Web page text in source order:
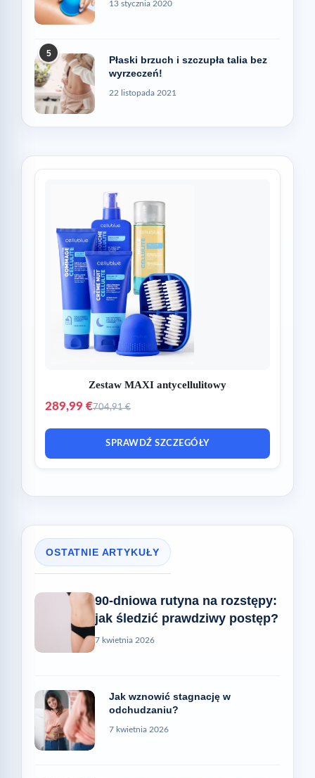
13 stycznia 2020
5
Płaski brzuch i szczupła talia bez
wyrzeczeń!
22 listopada 2021
Zestaw MAXI antycellulitowy
289,99 €704,91 €
SPRAWDŹ SZCZEGÓŁY
OSTATNIE ARTYKUŁY
90-dniowa rutyna na rozstępy:
jak śledzić prawdziwy postęp?
7 kwietnia 2026
Jak wznowić stagnację w
odchudzaniu?
7 kwietnia 2026